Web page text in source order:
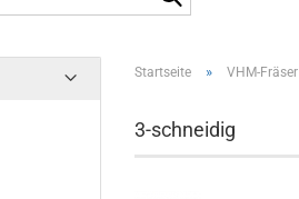
Startseite » VHM-Fräser
3-schneidig